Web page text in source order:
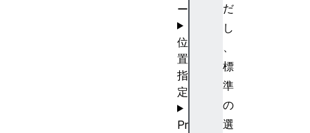
だ
し
標
準
の
選
ー
位
置
指
定
Pr